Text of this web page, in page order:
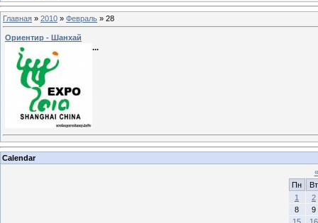
Главная » 2010 » Февраль » 28
Ориентир - Шанхай
...
Calendar
«
Пн
Вт
1
2
8
9